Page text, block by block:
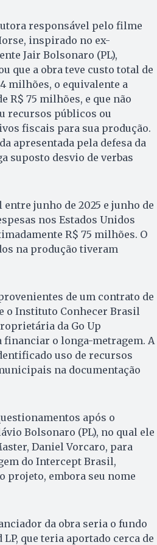
responsável pelo filme
inspirado no ex-
Jair Bolsonaro (PL),
que a obra teve custo total de
milhões, o equivalente a
R$ 75 milhões, e que não
recursos públicos ou
fiscais para sua produção.
apresentada pela defesa da
suposto desvio de verbas
junho de 2025 e junho de
nos Estados Unidos
R$ 75 milhões. O
na produção tiveram
de um contrato de
o Instituto Conhecer Brasil
da Go Up
o longa-metragem. A
uso de recursos
na documentação
após o
Bolsonaro (PL), no qual ele
Daniel Vorcaro, para
do Intercept Brasil,
projeto, embora seu nome
da obra seria o fundo
que teria aportado cerca de